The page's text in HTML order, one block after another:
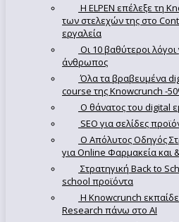
Η ELPEN επέλεξε τη
των στελεχών της στο
εργαλεία
Οι 10 βαθύτεροι
άνθρωπος
Όλα τα βραβευμένα
course της Knowcrunch -
Ο θάνατος του digital
SEO για σελίδες
Ο Απόλυτoς Οδηγός
για Online Φαρμακεία και
Στρατηγική Back to
school προϊόντα
Η Knowcrunch
Research πάνω στο ΑΙ